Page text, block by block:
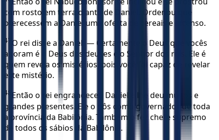
com rosto em terra diante de Daniel. Ordenou que
oferecessem a Daniel uma oferta de cereais e incenso.
47 O rei disse a Daniel: — Certamente o Deus que vocês
adoram é o Deus dos deuses e o Senhor dos reis. Ele é
quem revela os mistérios, pois você foi capaz de revelar
este mistério.
48 Então o rei engrandeceu Daniel e lhe deu muitos e
grandes presentes. Ele o pôs como governador de toda
a província da Babilônia. Também o fez chefe supremo
de todos os sábios da Babilônia.